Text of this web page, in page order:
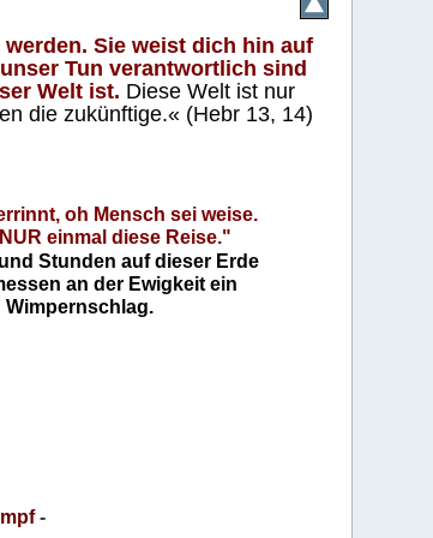
Sie weist dich hin auf
Tun verantwortlich sind
Welt ist. Diese Welt ist nur
die zukünftige.« (Hebr 13, 14)
oh Mensch sei weise.
einmal diese Reise."
Stunden auf dieser Erde
an der Ewigkeit ein
Wimpernschlag.
-